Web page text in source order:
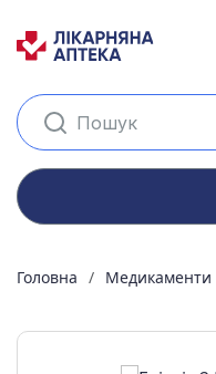
Головна Медикаменти